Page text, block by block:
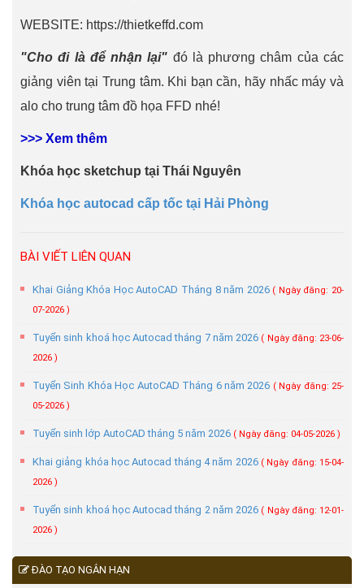
WEBSITE: https://thietkeffd.com
"Cho đi là để nhận lại" đó là phương châm của các
giảng viên tại Trung tâm. Khi bạn cần, hãy nhấc máy và
alo cho trung tâm đồ họa FFD nhé!
>>> Xem thêm
Khóa học sketchup tại Thái Nguyên
Khóa học autocad cấp tốc tại Hải Phòng
BÀI VIẾT LIÊN QUAN
Khai Giảng Khóa Học AutoCAD Tháng 8 năm 2026 ( Ngày đăng: 20-
07-2026 )
Tuyển sinh khoá học Autocad tháng 7 năm 2026 ( Ngày đăng: 23-06-
2026 )
Tuyển Sinh Khóa Học AutoCAD Tháng 6 năm 2026 ( Ngày đăng: 25-
05-2026 )
Tuyển sinh lớp AutoCAD tháng 5 năm 2026 ( Ngày đăng: 04-05-2026 )
Khai giảng khóa học Autocad tháng 4 năm 2026 ( Ngày đăng: 15-04-
2026 )
Tuyển sinh khoá học Autocad tháng 2 năm 2026 ( Ngày đăng: 12-01-
2026 )
ĐÀO TẠO NGẮN HẠN